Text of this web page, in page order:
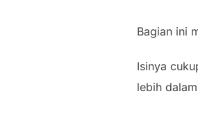
Bagian ini
Isinya
lebih